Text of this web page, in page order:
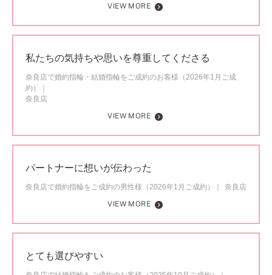
VIEW MORE
私たちの気持ちや思いを尊重してくださる
奈良店で婚約指輪・結婚指輪をご成約のお客様（2026年1月ご成
約）
奈良店
VIEW MORE
パートナーに想いが伝わった
奈良店で婚約指輪をご成約の男性様（2026年1月ご成約）
奈良店
VIEW MORE
とても選びやすい